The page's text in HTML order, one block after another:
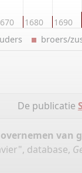
1680 1690
broers/
De publicatie
van
database,